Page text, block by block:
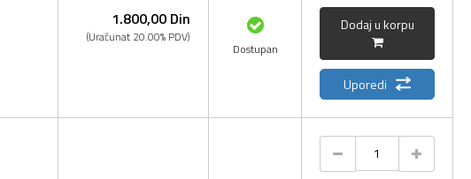
1.800,00 Din
(Uračunat 20.00% PDV)
Dostupan
Dodaj u korpu
Uporedi